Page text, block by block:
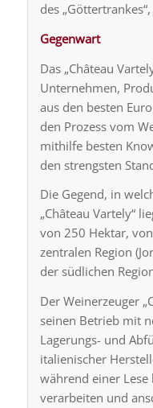
des
Gegenwart
Das „Château
Unternehmen,
aus den besten
den Prozess vom
mithilfe besten
den strengsten
Die Gegend, in
„Château Vartely“
von 250 Hektar,
zentralen Region
der südlichen
Der Weinerzeuger
seinen Betrieb mit
Lagerungs- und
italienischer
während einer
verarbeiten und